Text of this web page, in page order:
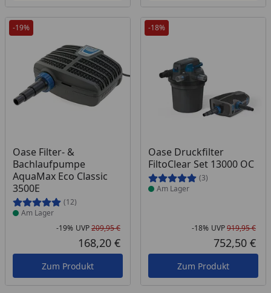
-19%
Oase Filter- &
Bachlaufpumpe
AquaMax Eco Classic
3500E
(12)
Produkt am Lager
Am Lager
Rabatt in Prozent
-19%
Ursprünglicher Preis
UVP209,95 €
Aktueller Preis
168,20 €
Zum Produkt
-18%
Oase Druckfilter
FiltoClear Set 13000 OC
(3)
Produkt am Lager
Am Lager
-18% UVP919,95 €
752,50 €
Zum Produkt